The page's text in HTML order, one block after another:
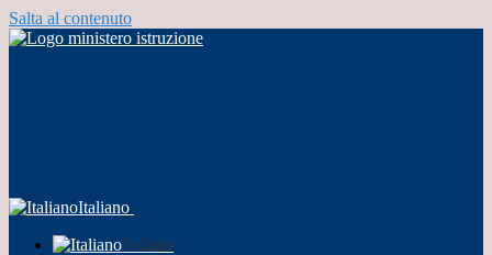
Salta al contenuto
Italiano
Italiano